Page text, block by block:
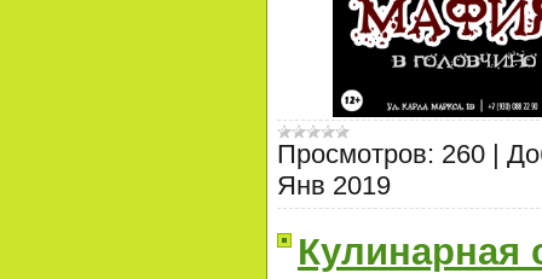
Просмотров: 260
Янв 2019
Кулинарная